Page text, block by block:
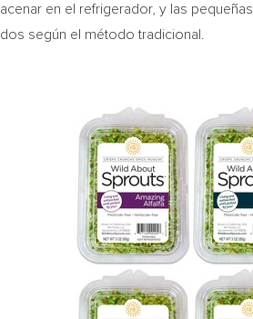
en el refrigerador, y las
según el método tradicional.